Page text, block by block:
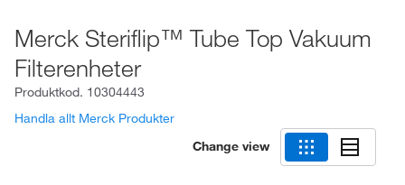
Merck Steriflip™ Tube Top Vakuum
Filterenheter
Produktkod. 10304443
Handla allt Merck Produkter
Change view